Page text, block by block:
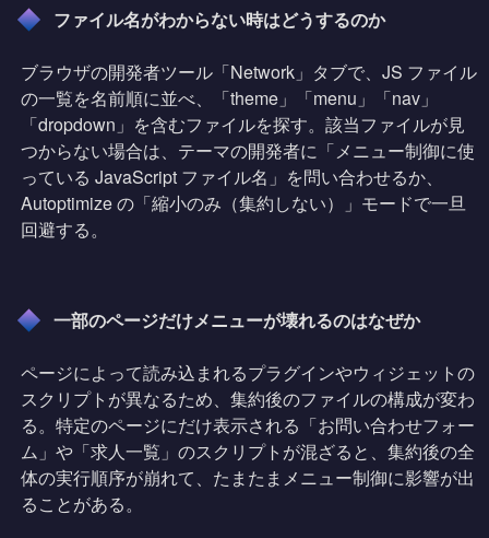
ファイル名がわからない時はどうするのか
ブラウザの開発者ツール「Network」タブで、JS ファイル
の一覧を名前順に並べ、「theme」「menu」「nav」
「dropdown」を含むファイルを探す。該当ファイルが見
つからない場合は、テーマの開発者に「メニュー制御に使
っている JavaScript ファイル名」を問い合わせるか、
Autoptimize の「縮小のみ（集約しない）」モードで一旦
回避する。
一部のページだけメニューが壊れるのはなぜか
ページによって読み込まれるプラグインやウィジェットの
スクリプトが異なるため、集約後のファイルの構成が変わ
る。特定のページにだけ表示される「お問い合わせフォー
ム」や「求人一覧」のスクリプトが混ざると、集約後の全
体の実行順序が崩れて、たまたまメニュー制御に影響が出
ることがある。